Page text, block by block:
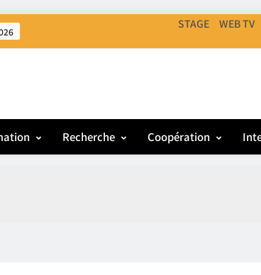
STAGE WEB TV
ENPO
Ecole Nationale
Recherche Coopération